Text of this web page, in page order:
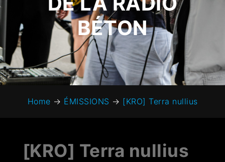
BÉTON
Home → ÉMISSIONS → [KRO] Terra nullius
[KRO] Terra nullius